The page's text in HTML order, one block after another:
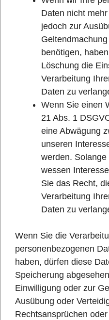
Daten nicht
jedoch zur
benötigen,
Löschung die
Verarbeitung
Daten zu
Wenn Sie einen
21 Abs. 1
eine Abwägung
unseren
werden.
wessen
Sie das Recht,
Verarbeitung
Daten zu
Wenn Sie die
personenbezogenen
haben, dürfen diese
Speicherung
Einwilligung oder zur
Ausübung oder
Rechtsansprüchen